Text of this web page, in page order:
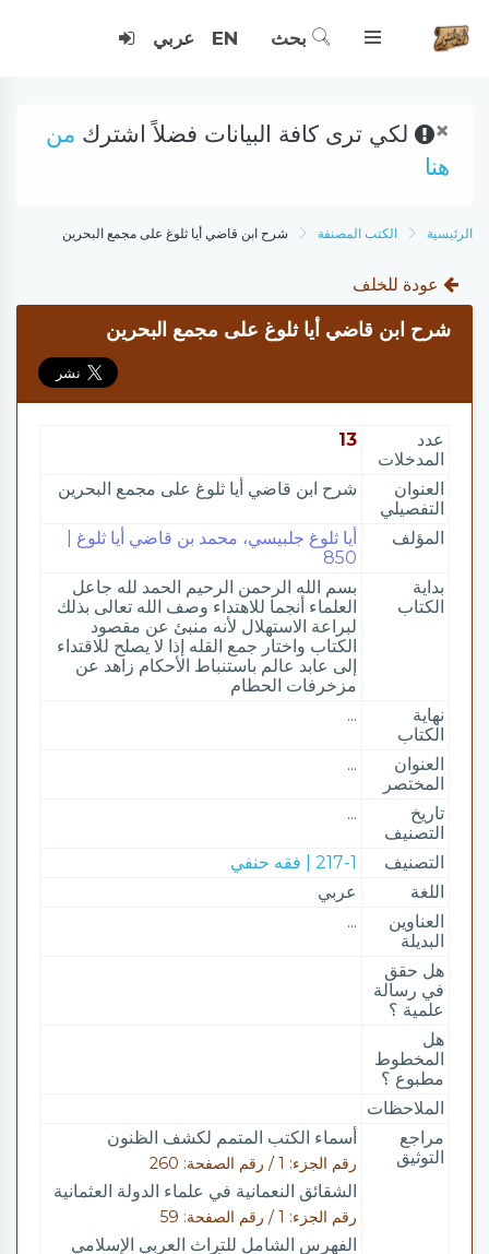
بحث EN عربي
× لكي ترى كافة البيانات فضلاً اشترك من
هنا
الرئيسية الكتب المصنفة شرح ابن قاضي أيا ثلوغ على مجمع البحرين
عودة للخلف
شرح ابن قاضي أيا ثلوغ على مجمع البحرين
عدد
المدخلات
13
العنوان
التفصيلي
شرح ابن قاضي أيا ثلوغ على مجمع البحرين
المؤلف
أيا ثلوغ جلبيسي، محمد بن قاضي أيا ثلوغ |
850
بداية
الكتاب
بسم الله الرحمن الرحيم الحمد لله جاعل
العلماء أنجما للاهتداء وصف الله تعالى بذلك
لبراعة الاستهلال لأنه منبئ عن مقصود
الكتاب واختار جمع القله إذا لا يصلح للاقتداء
إلى عابد عالم باستنباط الأحكام زاهد عن
مزخرفات الحطام
نهاية
الكتاب
...
العنوان
المختصر
...
تاريخ
التصنيف
...
التصنيف
217-1 | فقه حنفي
اللغة
عربي
العناوين
البديلة
...
هل حقق
في رسالة
علمية ؟
هل
المخطوط
مطبوع ؟
الملاحظات
مراجع
التوثيق
أسماء الكتب المتمم لكشف الظنون
رقم الجزء: 1 / رقم الصفحة: 260
الشقائق النعمانية في علماء الدولة العثمانية
رقم الجزء: 1 / رقم الصفحة: 59
الفهرس الشامل للتراث العربي الإسلامي